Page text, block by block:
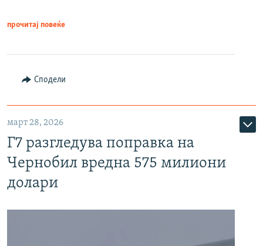
прочитај повеќе
Сподели
март 28, 2026
Г7 разгледува поправка на
Чернобил вредна 575 милиони
долари